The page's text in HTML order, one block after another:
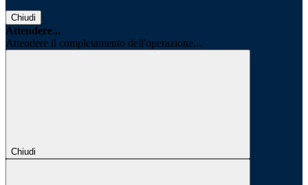
Chiudi
Attendere...
Attendere il completamento dell'operazione...
Chiudi